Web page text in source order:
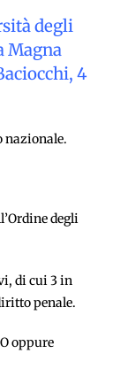
degli
Magna
4
nazionale.
degli
di cui 3 in
penale.
oppure